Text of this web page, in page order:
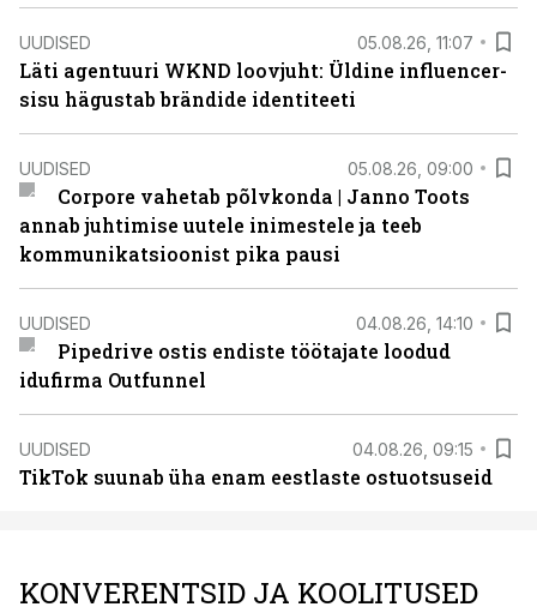
UUDISED 05.08.26, 11:07
Läti agentuuri WKND loovjuht: Üldine influencer-
sisu hägustab brändide identiteeti
UUDISED 05.08.26, 09:00
Corpore vahetab põlvkonda | Janno Toots
annab juhtimise uutele inimestele ja teeb
kommunikatsioonist pika pausi
UUDISED 04.08.26, 14:10
Pipedrive ostis endiste töötajate loodud
idufirma Outfunnel
UUDISED 04.08.26, 09:15
TikTok suunab üha enam eestlaste ostuotsuseid
KONVERENTSID JA KOOLITUSED